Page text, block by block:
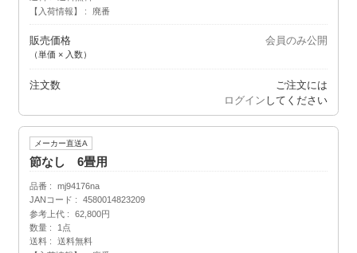
【入荷情報】
廃番
販売価格
（単価 × 入数）
会員のみ公開
注文数
ご注文には
ログイン してください
メーカー直送A
節なし 6畳用
品番
mj94176na
JANコード
4580014823209
参考上代
62,800円
数量
1点
送料
送料無料